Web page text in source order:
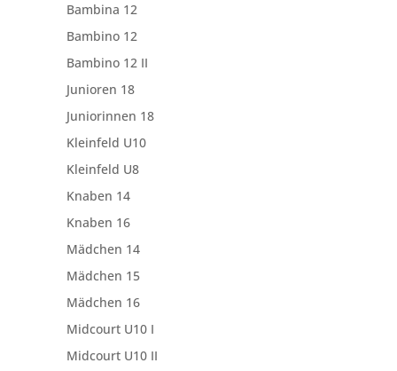
Bambina 12
Bambino 12
Bambino 12 II
Junioren 18
Juniorinnen 18
Kleinfeld U10
Kleinfeld U8
Knaben 14
Knaben 16
Mädchen 14
Mädchen 15
Mädchen 16
Midcourt U10 I
Midcourt U10 II